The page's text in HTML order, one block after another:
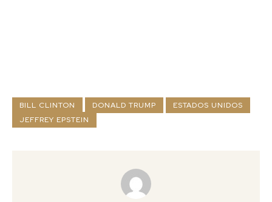
BILL CLINTON DONALD TRUMP
ESTADOS UNIDOS
JEFFREY EPSTEIN